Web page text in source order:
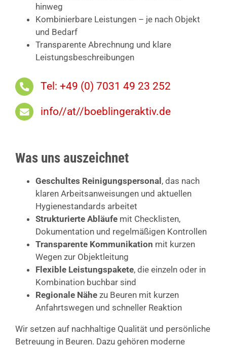
hinweg
Kombinierbare Leistungen – je nach Objekt
und Bedarf
Transparente Abrechnung und klare
Leistungsbeschreibungen
Tel: +49 (0) 7031 49 23 252
info//at//boeblingeraktiv.de
Was uns auszeichnet
Geschultes Reinigungspersonal, das nach
klaren Arbeitsanweisungen und aktuellen
Hygienestandards arbeitet
Strukturierte Abläufemit Checklisten,
Dokumentation und regelmäßigen Kontrollen
Transparente Kommunikation mit kurzen
Wegen zur Objektleitung
Flexible Leistungspakete, die einzeln oder in
Kombination buchbar sind
Regionale Nähezu Beuren mit kurzen
Anfahrtswegen und schneller Reaktion
Wir setzen auf nachhaltige Qualität und persönliche
Betreuung in Beuren. Dazu gehören moderne